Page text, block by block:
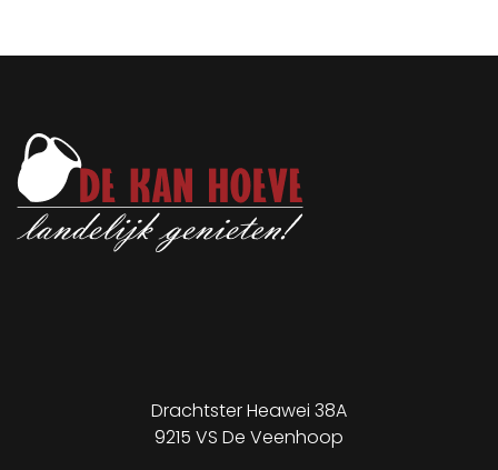
Drachtster Heawei 38A
9215 VS De Veenhoop